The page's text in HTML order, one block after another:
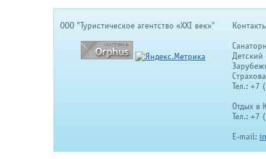
OOO "Туристическое агентство «XXI век»"
Детский
Тел.: +7
Отдых в
Тел.: +7
E-mail: